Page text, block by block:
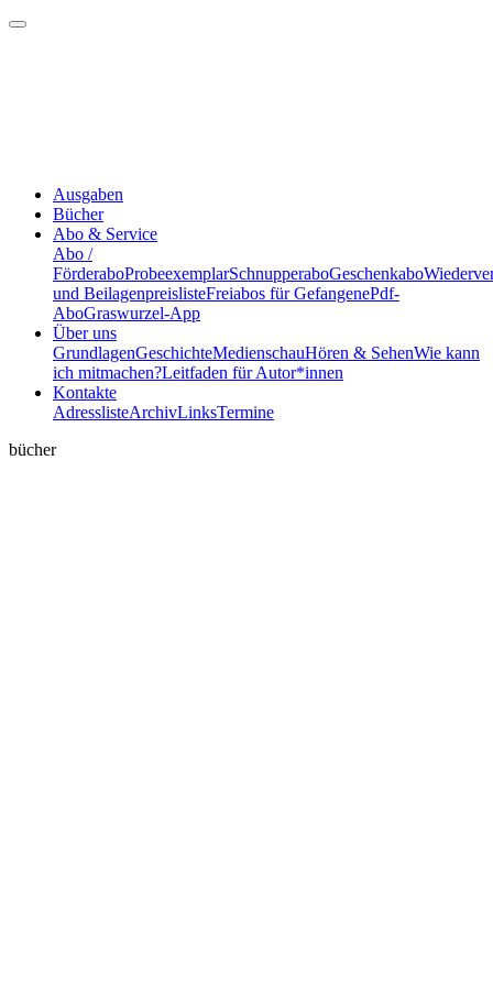
Ausgaben
Bücher
Abo & Service
Abo /
FörderaboProbeexemplarSchnupperaboGeschenkabo
und BeilagenpreislisteFreiabos für GefangenePdf-
AboGraswurzel-App
Über uns
GrundlagenGeschichteMedienschauHören & SehenWie kann
ich mitmachen?Leitfaden für Autor*innen
Kontakte
AdresslisteArchivLinksTermine
bücher